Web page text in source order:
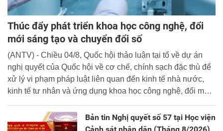
Thúc đẩy phát triển khoa học công nghệ, đổi
mới sáng tạo và chuyển đổi số
(ANTV) - Chiều 04/8, Quốc hội thảo luận tại tổ về dự án
nghị quyết của Quốc hội về cơ chế, chính sạch đặc thù để
xử lý vi phạm pháp luật liên quan đến kinh tế nhà nước,
kinh tế tư nhân và ứng dụng khoa học công nghệ, đổi mới
Bản tin Nghị quyết số 57 tại Học viện